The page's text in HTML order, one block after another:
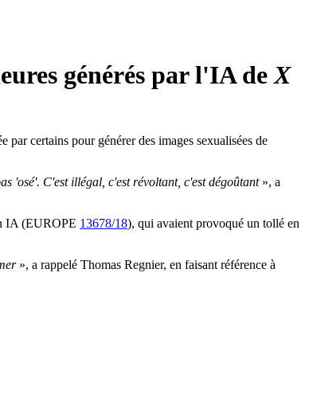
générés par l'IA deX
par certains pour générer des images sexualisées de
'osé'. C'est illégal, c'est révoltant, c'est dégoûtant », a
IA (EUROPE 13678/18), qui avaient provoqué un tollé en
», a rappelé Thomas Regnier, en faisant référence à